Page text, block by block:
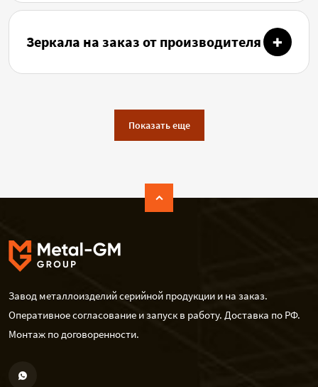
Зеркала на заказ от производителя
Показать еще
Завод металлоизделий серийной продукции и на заказ.
Оперативное согласование и запуск в работу. Доставка по РФ.
Монтаж по договоренности.